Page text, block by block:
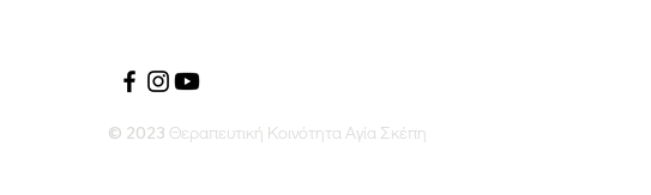
© 2023 Θεραπευτική Κοινότητα Αγία Σκέπη